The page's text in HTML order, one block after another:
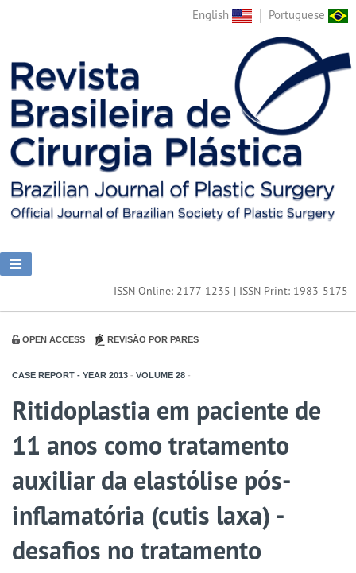
English Portuguese
ISSN Online: 2177-1235 | ISSN Print: 1983-5175
OPEN ACCESS REVISÃO POR PARES
CASE REPORT - YEAR 2013 - VOLUME 28 -
Ritidoplastia em paciente de
11 anos como tratamento
auxiliar da elastólise pós-
inflamatória (cutis laxa) -
desafios no tratamento